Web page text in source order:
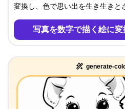
変換し、色で思い出を生き生きと
写真を数字で描く絵に
generate-